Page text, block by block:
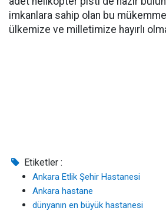
imkanlara sahip olan bu
ülkemize ve milletimize hayırlı
Etiketler :
Ankara Etlik Şehir Hastanesi
Ankara hastane
dünyanın en büyük hastanesi